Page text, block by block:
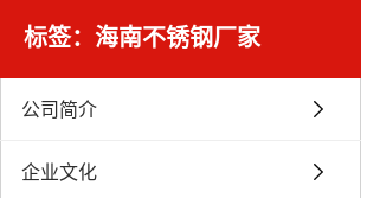
标签：海南不锈钢厂家
公司简介
企业文化